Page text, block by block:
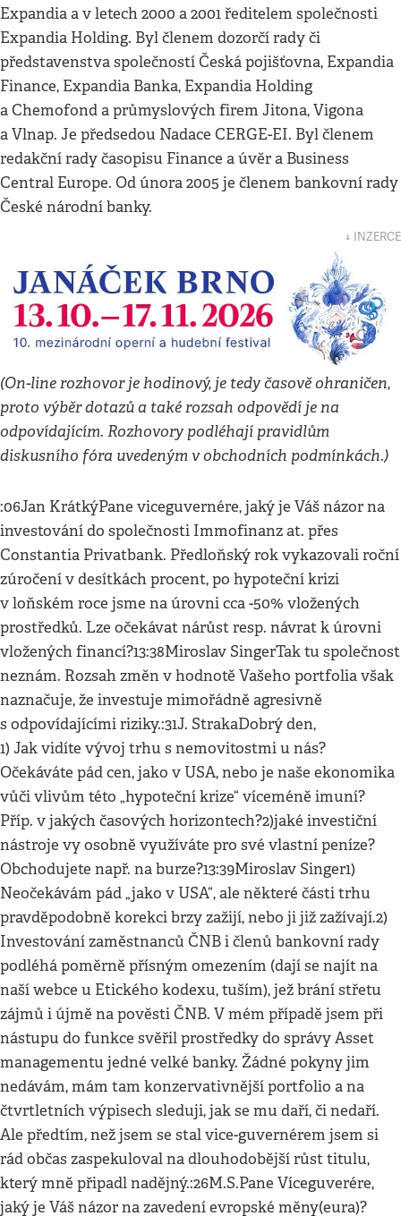
Expandia a v letech 2000 a 2001 ředitelem společnosti
Expandia Holding. Byl členem dozorčí rady či
představenstva společností Česká pojišťovna, Expandia
Finance, Expandia Banka, Expandia Holding
a Chemofond a průmyslových firem Jitona, Vigona
a Vlnap. Je předsedou Nadace CERGE-EI. Byl členem
redakční rady časopisu Finance a úvěr a Business
Central Europe. Od února 2005 je členem bankovní rady
České národní banky.
↓ INZERCE
(On-line rozhovor je hodinový, je tedy časově ohraničen,
proto výběr dotazů a také rozsah odpovědí je na
odpovídajícím. Rozhovory podléhají pravidlům
diskusního fóra uvedeným v obchodních podmínkách.)
:06Jan KrátkýPane viceguvernére, jaký je Váš názor na
investování do společnosti Immofinanz at. přes
Constantia Privatbank. Předloňský rok vykazovali roční
zúročení v desítkách procent, po hypoteční krizi
v loňském roce jsme na úrovni cca -50% vložených
prostředků. Lze očekávat nárůst resp. návrat k úrovni
vložených financí?13:38Miroslav SingerTak tu společnost
neznám. Rozsah změn v hodnotě Vašeho portfolia však
naznačuje, že investuje mimořádně agresivně
s odpovídajícími riziky.:31J. StrakaDobrý den,
1) Jak vidíte vývoj trhu s nemovitostmi u nás?
Očekáváte pád cen, jako v USA, nebo je naše ekonomika
vůči vlivům této „hypoteční krize“ víceméně imuní?
Příp. v jakých časových horizontech?2)jaké investiční
nástroje vy osobně využíváte pro své vlastní peníze?
Obchodujete např. na burze?13:39Miroslav Singer1)
Neočekávám pád „jako v USA“, ale některé části trhu
pravděpodobně korekci brzy zažijí, nebo ji již zažívají.2)
Investování zaměstnanců ČNB i členů bankovní rady
podléhá poměrně přísným omezením (dají se najít na
naší webce u Etického kodexu, tuším), jež brání střetu
zájmů i újmě na pověsti ČNB. V mém případě jsem při
nástupu do funkce svěřil prostředky do správy Asset
managementu jedné velké banky. Žádné pokyny jim
nedávám, mám tam konzervativnější portfolio a na
čtvrtletních výpisech sleduji, jak se mu daří, či nedaří.
Ale předtím, než jsem se stal vice-guvernérem jsem si
rád občas zaspekuloval na dlouhodobější růst titulu,
který mně připadl nadějný.:26M.S.Pane Víceguverére,
jaký je Váš názor na zavedení evropské měny(eura)?